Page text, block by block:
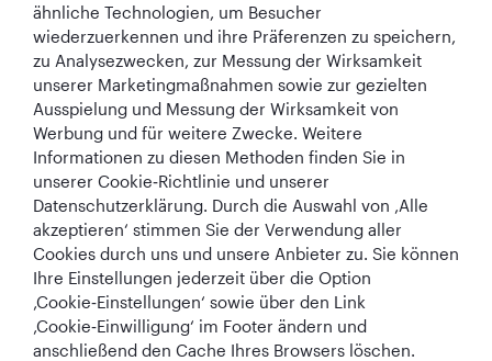
Middle East
World's Best
Airline
World's Best
Business Class
Lounge
AGB Cookie-Richtlinie Datenschutzrichtlinie
ähnliche Technologien, um Besucher
wiederzuerkennen und ihre Präferenzen zu speichern,
zu Analysezwecken, zur Messung der Wirksamkeit
unserer Marketingmaßnahmen sowie zur gezielten
Ausspielung und Messung der Wirksamkeit von
Werbung und für weitere Zwecke. Weitere
Informationen zu diesen Methoden finden Sie in
unserer Cookie‑Richtlinie und unserer
Datenschutzerklärung. Durch die Auswahl von ‚Alle
akzeptieren‘ stimmen Sie der Verwendung aller
Cookies durch uns und unsere Anbieter zu. Sie können
Ihre Einstellungen jederzeit über die Option
‚Cookie‑Einstellungen‘ sowie über den Link
‚Cookie‑Einwilligung‘ im Footer ändern und
anschließend den Cache Ihres Browsers löschen.